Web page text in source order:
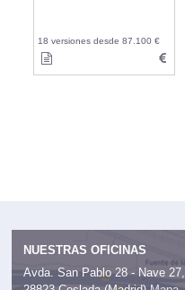
18 versiones desde 87.100 €
NUESTRAS OFICINAS
Avda. San Pablo 28 - Nave 27,